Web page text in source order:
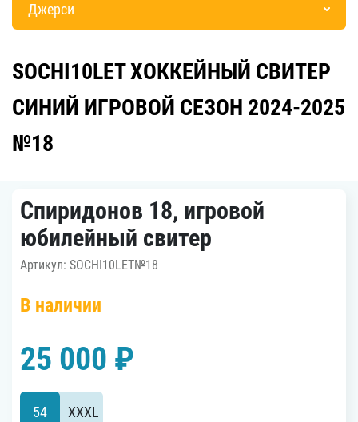
Джерси
SOCHI10LET ХОККЕЙНЫЙ СВИТЕР
СИНИЙ ИГРОВОЙ СЕЗОН 2024-2025
№18
Спиридонов 18, игровой
юбилейный свитер
Артикул: SOCHI10LET№18
В наличии
25 000 ₽
54 XXXL